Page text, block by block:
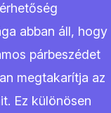
abban áll, hogy
párbeszédet
megtakarítja az
Ez különösen